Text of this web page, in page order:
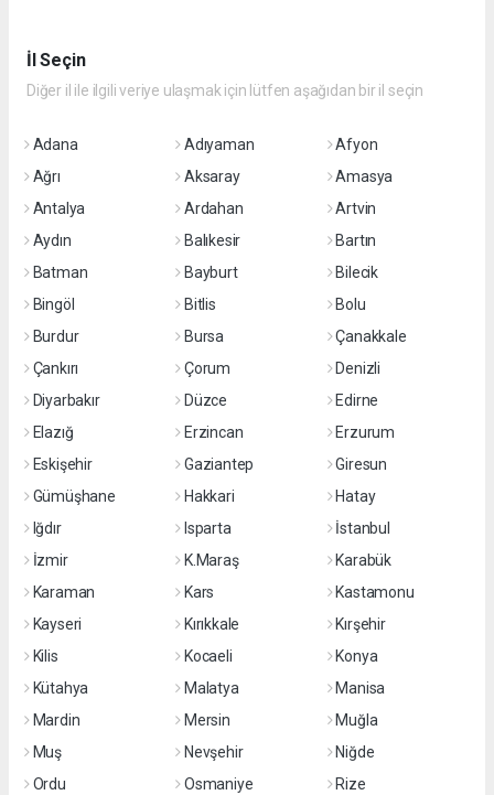
İl Seçin
Diğer il ile ilgili veriye ulaşmak için lütfen aşağıdan bir il seçin
Adana Adıyaman
Afyon
Ağrı
Aksaray
Amasya
Antalya
Ardahan
Artvin
Aydın
Balıkesir
Bartın
Batman
Bayburt
Bilecik
Bingöl
Bitlis
Bolu
Burdur
Bursa
Çanakkale
Çankırı
Çorum
Denizli
Diyarbakır
Düzce
Edirne
Elazığ
Erzincan
Erzurum
Eskişehir
Gaziantep
Giresun
Gümüşhane
Hakkari
Hatay
Iğdır
Isparta
İstanbul
İzmir
K.Maraş
Karabük
Karaman
Kars
Kastamonu
Kayseri
Kırıkkale
Kırşehir
Kilis
Kocaeli
Konya
Kütahya
Malatya
Manisa
Mardin
Mersin
Muğla
Muş
Nevşehir
Niğde
Ordu
Osmaniye Rize